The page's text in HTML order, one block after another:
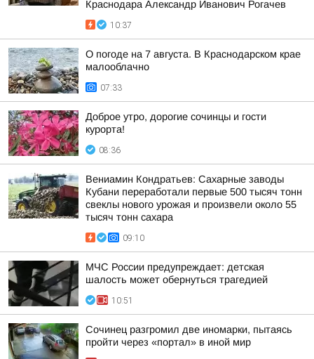
Краснодара Александр Иванович Рогачев
10:37
О погоде на 7 августа. В Краснодарском крае
малооблачно
07:33
Доброе утро, дорогие сочинцы и гости
курорта!
08:36
Вениамин Кондратьев: Сахарные заводы
Кубани переработали первые 500 тысяч тонн
свеклы нового урожая и произвели около 55
тысяч тонн сахара
09:10
МЧС России предупреждает: детская
шалость может обернуться трагедией
10:51
Сочинец разгромил две иномарки, пытаясь
пройти через «портал» в иной мир